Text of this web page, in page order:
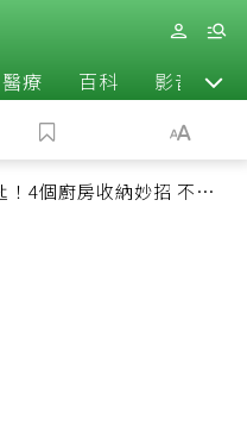
醫療 百科 影音
4個廚房收納妙招 不用